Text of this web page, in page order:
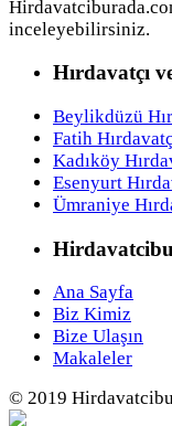
inceleyebilirsiniz.
Hırdavatçı
Beylikdüzü
Fatih
Kadıköy
Esenyurt
Ümraniye
Ana Sayfa
Biz Kimiz
Bize Ulaşın
Makaleler
© 2019